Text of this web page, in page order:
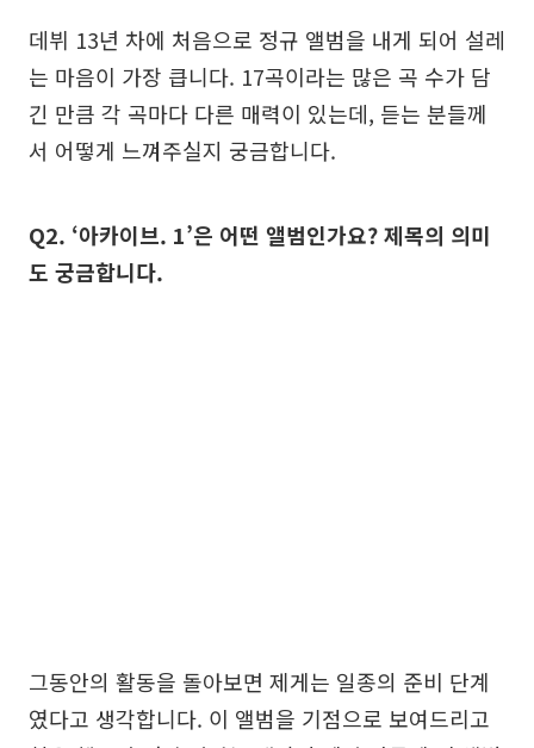
데뷔 13년 차에 처음으로 정규 앨범을 내게 되어 설레
는 마음이 가장 큽니다. 17곡이라는 많은 곡 수가 담
긴 만큼 각 곡마다 다른 매력이 있는데, 듣는 분들께
서 어떻게 느껴주실지 궁금합니다.
Q2. ‘아카이브. 1’은 어떤 앨범인가요? 제목의 의미
도 궁금합니다.
그동안의 활동을 돌아보면 제게는 일종의 준비 단계
였다고 생각합니다. 이 앨범을 기점으로 보여드리고